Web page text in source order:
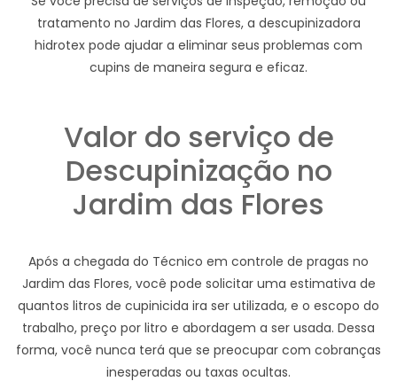
tratamento no Jardim das Flores, a descupinizadora
hidrotex pode ajudar a eliminar seus problemas com
cupins de maneira segura e eficaz.
Valor do serviço de
Descupinização no
Jardim das Flores
Após a chegada do Técnico em controle de pragas no
Jardim das Flores, você pode solicitar uma estimativa de
quantos litros de cupinicida ira ser utilizada, e o escopo do
trabalho, preço por litro e abordagem a ser usada. Dessa
forma, você nunca terá que se preocupar com cobranças
inesperadas ou taxas ocultas.